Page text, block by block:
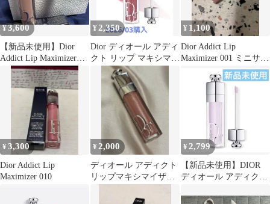
¥3,600
【新品未使用】Dior
Addict Lip Maximizer
001
¥ 2,350
Dior ディオール アディ
クト リップ マキシマイ
ザー 26 インテンスモ
ーヴ
¥ 1,100
Dior Addict Lip
Maximizer 001 ミニサイ
¥3,300
Dior Addict Lip
Maximizer 010
¥ 2,000
ディオール アディクト
リップマキシマイザー
¥ 2,799
【新品未使用】DIOR
ディオール アディクト
110